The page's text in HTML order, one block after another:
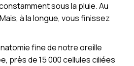
sous la pluie. Au
à la longue, vous finissez
fine de notre oreille
près de 15 000 cellules ciliées